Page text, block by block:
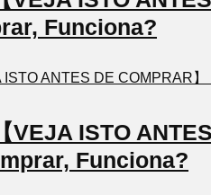
Funciona?
ISTO
Funciona?